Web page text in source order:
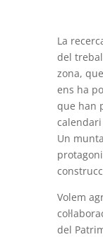
La
del
zona,
ens ha
que han
Un
Volem
del